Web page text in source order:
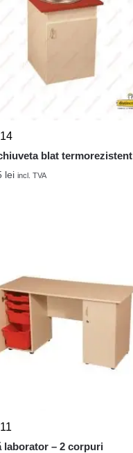
blat termorezistent
lei incl. TVA
laborator – 2 corpuri